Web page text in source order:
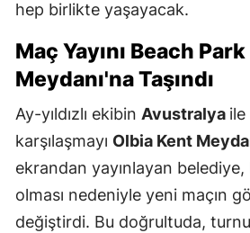
hep birlikte yaşayacak.
Maç Yayını Beach
Meydanı'na Taşındı
Ay-yıldızlı ekibin Avustralya ile
karşılaşmayı Olbia Kent
ekrandan yayınlayan belediye,
olması nedeniyle yeni maçın
değiştirdi. Bu doğrultuda,